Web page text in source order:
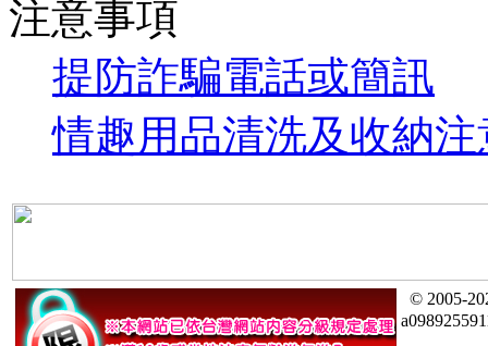
注意事項
提防詐騙電話或簡訊
情趣用品清洗及收納
© 2005-